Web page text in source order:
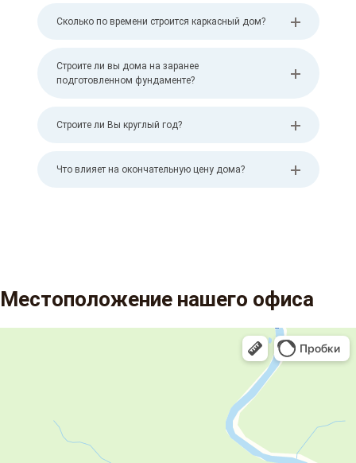
Сколько по времени строится каркасный дом?
Строите ли вы дома на заранее
подготовленном фундаменте?
Строите ли Вы круглый год?
Что влияет на окончательную цену дома?
Местоположение нашего офиса